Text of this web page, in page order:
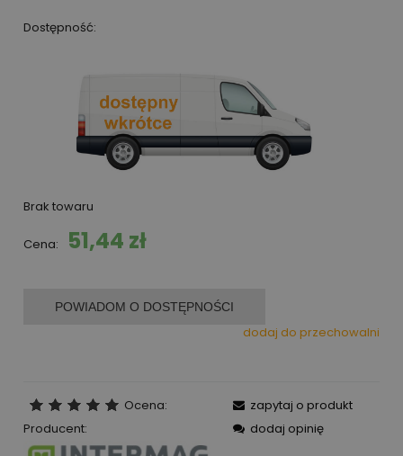
Dostępność:
Brak towaru
Cena: 51,44 zł
POWIADOM O DOSTĘPNOŚCI
dodaj do przechowalni
Ocena:
Producent:
zapytaj o produkt
dodaj opinię